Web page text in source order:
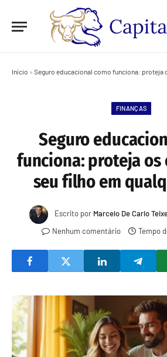
Início » Seguro educacional como funciona: proteja os
FINANÇAS
Seguro
funciona: proteja os
seu filho em
Escrito por Marcelo De Carlo
Nenhum comentário
Tempo